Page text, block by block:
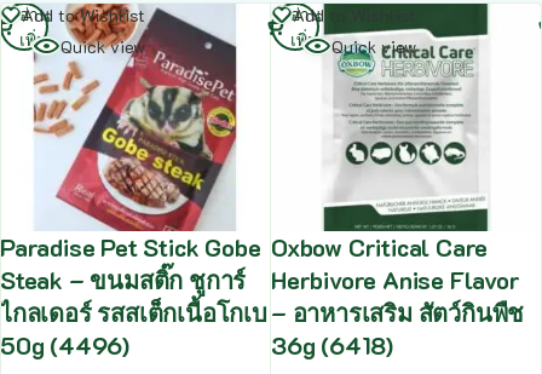
Add to Wishlist
Quick view
Paradise Pet Stick Gobe
Steak – ขนมสติ๊ก ชูการ์
ไกลเดอร์ รสสเต็กเนื้อโกเบ
50g (4496)
อ่าน
เพิ่ม
Add to Wishlist
Quick view
Oxbow Critical Care
Herbivore Anise Flavor
– อาหารเสริม สัตว์กินพืช
36g (6418)
อ่าน
เพิ่ม